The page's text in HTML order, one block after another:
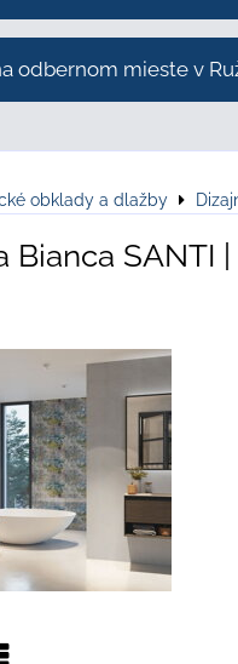
odbernom mieste v
obklady a dlažby
Bianca SANTI